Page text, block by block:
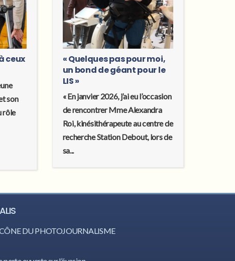
ceux
son
rôle
« Quelques pas pour moi,
un bond de géant pour le
LIS »
« En janvier 2026, j’ai eu l’occasion
de rencontrer Mme Alexandra
Roi, kinésithérapeute au centre de
recherche Station Debout, lors de
sa...
DU PHOTOJOURNALISME